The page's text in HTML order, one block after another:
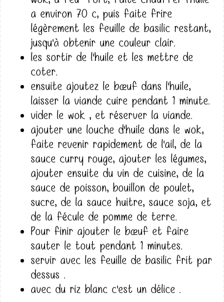
a environ 70 c, puis faite frire
légèrement les feuille de basilic restant,
jusqu'à obtenir une couleur clair.
les sortir de l'huile et les mettre de
coter.
ensuite ajoutez le bœuf dans l'huile,
laisser la viande cuire pendant 1 minute.
vider le wok , et réserver la viande.
ajouter une louche d'huile dans le wok,
faite revenir rapidement de l'ail, de la
sauce curry rouge, ajouter les légumes,
ajouter ensuite du vin de cuisine, de la
sauce de poisson, bouillon de poulet,
sucre, de la sauce huitre, sauce soja, et
de la fécule de pomme de terre.
Pour finir ajouter le bœuf et faire
sauter le tout pendant 1 minutes.
servir avec les feuille de basilic frit par
dessus .
avec du riz blanc c'est un délice .